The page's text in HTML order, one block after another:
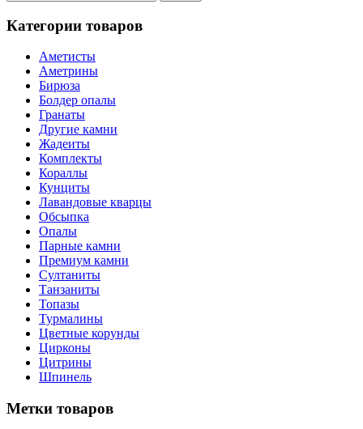
Категории товаров
Аметисты
Аметрины
Бирюза
Болдер опалы
Гранаты
Другие камни
Жадеиты
Комплекты
Кораллы
Кунциты
Лавандовые кварцы
Обсыпка
Опалы
Парные камни
Премиум камни
Султаниты
Танзаниты
Топазы
Турмалины
Цветные корунды
Цирконы
Цитрины
Шпинель
Метки товаров